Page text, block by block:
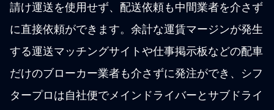
請け運送を使用せず、配送依頼も中間業者を介さず
に直接依頼ができます。余計な運賃マージンが発生
する運送マッチングサイトや仕事掲示板などの配車
だけのブローカー業者も介さずに発注ができ、シフ
タープロは自社便でメインドライバーとサブドライ